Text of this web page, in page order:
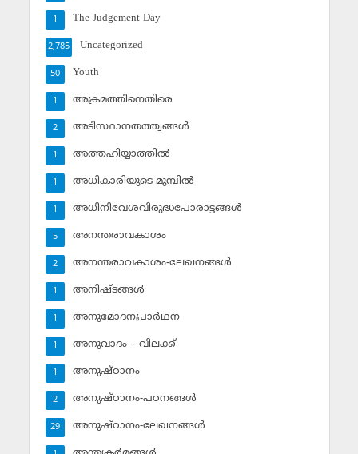
The Judgement Day
1
Uncategorized
2,785
Youth
50
അക്രമത്തിനെതിരെ
1
അടിസ്ഥാനതത്ത്വങ്ങള്‍
2
അത്തഹിയ്യാത്തില്‍
1
അധികാരിയുടെ മുമ്പില്‍
1
അധിനിവേശവിരുദ്ധപോരാട്ടങ്ങള്‍
1
അനന്തരാവകാശം
5
അനന്തരാവകാശം-ലേഖനങ്ങള്‍
2
അനിഷ്ടങ്ങള്‍
1
അനുമോദനപ്രാര്‍ഥന
1
അനുവാദം – വിലക്ക്‌
1
അനുഷ്ഠാനം
1
അനുഷ്ഠാനം-പഠനങ്ങള്‍
2
അനുഷ്ഠാനം-ലേഖനങ്ങള്‍
29